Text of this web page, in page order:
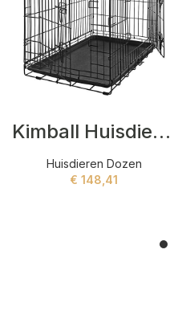
Kimball Huisdieren dozen Zwart
Huisdieren Dozen
€ 148,41